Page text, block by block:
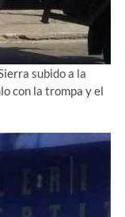
subido a la
con la trompa y el